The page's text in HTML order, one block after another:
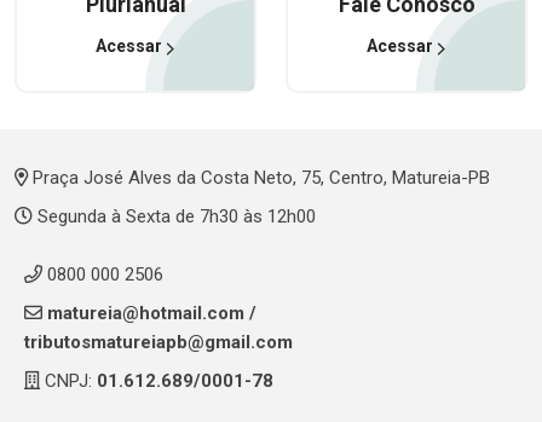
Acessar Acessar
Praça José Alves da Costa Neto, 75, Centro, Matureia-PB
Segunda à Sexta de 7h30 às 12h00
0800 000 2506
matureia@hotmail.com /
tributosmatureiapb@gmail.com
CNPJ: 01.612.689/0001-78